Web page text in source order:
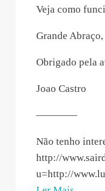
Veja como
Grande Abraço,
Obrigado pela
Joao Castro
————
Não tenho
http://
u=http://